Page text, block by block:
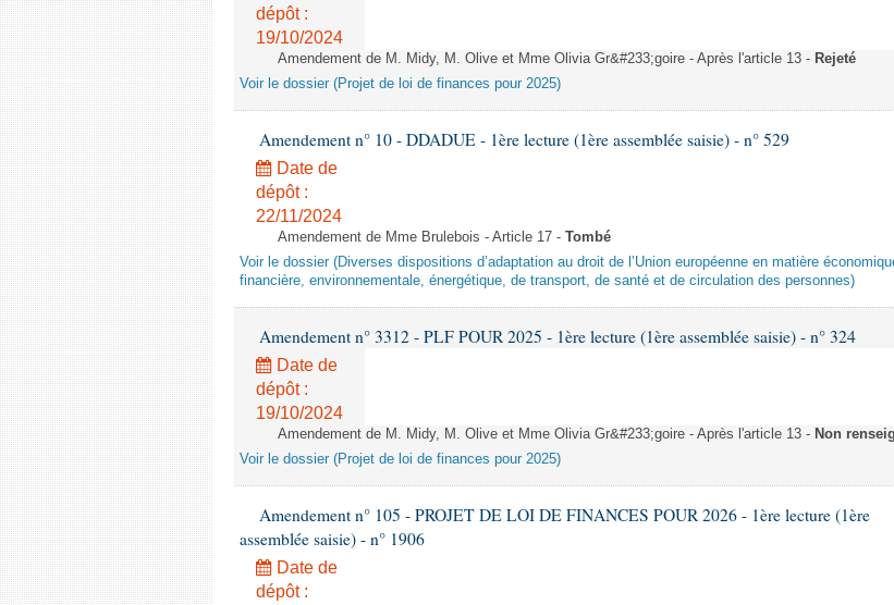
dépôt :
19/10/2024
Amendement de M. Midy, M. Olive et Mme Olivia Gr&#233;goire - Après l'article 13 - Rejeté
Voir le dossier (Projet de loi de finances pour 2025)
Amendement n° 10 - DDADUE - 1ère lecture (1ère assemblée saisie) - n° 529
Date de
dépôt :
22/11/2024
Amendement de Mme Brulebois - Article 17 - Tombé
Voir le dossier (Diverses dispositions d’adaptation au droit de l’Union européenne en matière
financière, environnementale, énergétique, de transport, de santé et de circulation des personnes)
Amendement n° 3312 - PLF POUR 2025 - 1ère lecture (1ère assemblée saisie) - n° 324
Date de
dépôt :
19/10/2024
Amendement de M. Midy, M. Olive et Mme Olivia Gr&#233;goire - Après l'article 13 - Non
Voir le dossier (Projet de loi de finances pour 2025)
Amendement n° 105 - PROJET DE LOI DE FINANCES POUR 2026 - 1ère lecture (1ère
assemblée saisie) - n° 1906
Date de
dépôt :